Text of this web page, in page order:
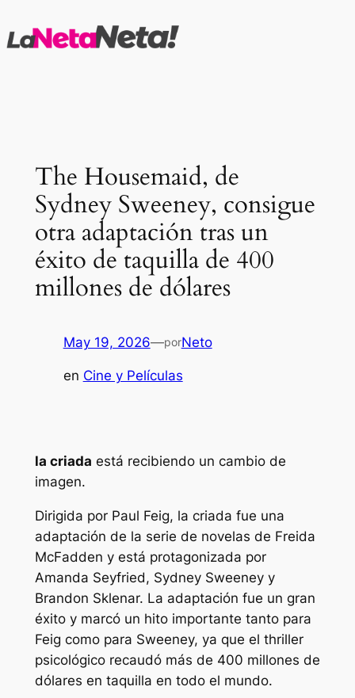
al
The Housemaid, de
Sydney Sweeney, consigue
otra adaptación tras un
éxito de taquilla de 400
millones de dólares
May 19, 2026—porNeto
en Cine y Películas
la criada está recibiendo un cambio de
imagen.
Dirigida por Paul Feig, la criada fue una
adaptación de la serie de novelas de Freida
McFadden y está protagonizada por
Amanda Seyfried, Sydney Sweeney y
Brandon Sklenar. La adaptación fue un gran
éxito y marcó un hito importante tanto para
Feig como para Sweeney, ya que el thriller
psicológico recaudó más de 400 millones de
dólares en taquilla en todo el mundo.